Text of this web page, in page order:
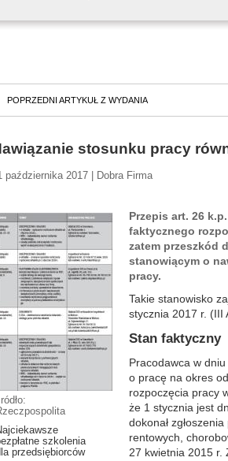
POPRZEDNI ARTYKUŁ Z WYDANIA
stosunku pracy
października 2017 | Dobra Firma
szkolenia
przedsiębiorców
Przepis art. 26
faktycznego
zatem przeszkód
stanowiącym o
pracy.
Takie stanowisko
stycznia 2017 r. (III
Stan faktyczny
Pracodawca w
o pracę na okres
rozpoczęcia pracy
że 1 stycznia jest
dokonał
rentowych,
27 kwietnia 2015 r.